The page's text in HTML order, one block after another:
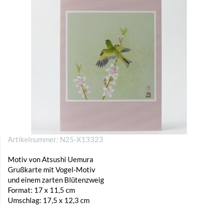
Artikelnummer: N25-X13323
Motiv von Atsushi Uemura
Grußkarte mit Vogel-Motiv
und einem zarten Blütenzweig
Format: 17 x 11,5 cm
Umschlag: 17,5 x 12,3 cm